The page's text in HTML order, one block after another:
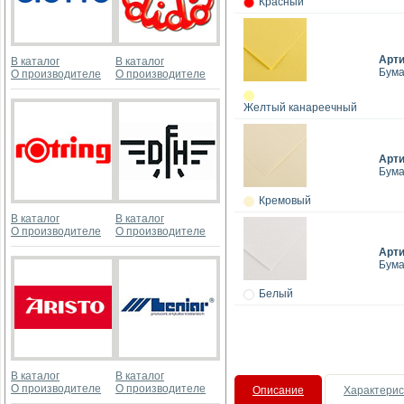
В каталог
О производителе
В каталог
О производителе
В каталог
О производителе
В каталог
О производителе
В каталог
О производителе
В каталог
О производителе
Желтый канареечный
Кремовый
Белый
Описание